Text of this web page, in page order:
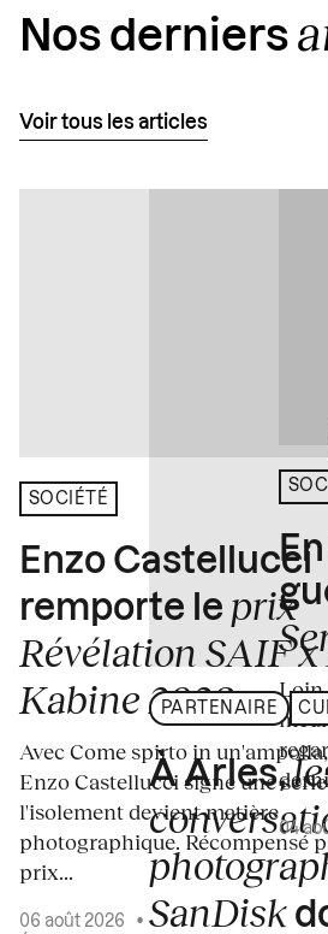
Nos derniers
Voir tous les articles
SOCIÉTÉ
Enzo Castellucci
remporte le prix
Révélation SAIF x
Kabine 2026
Avec Come spirto in un'ampolla,
Enzo Castellucci signe une
l'isolement devient matière
photographique. Récompensé
prix...
06 août 2026
•
PARTENAIRE
À Arles,
SanDisk
Loin
04